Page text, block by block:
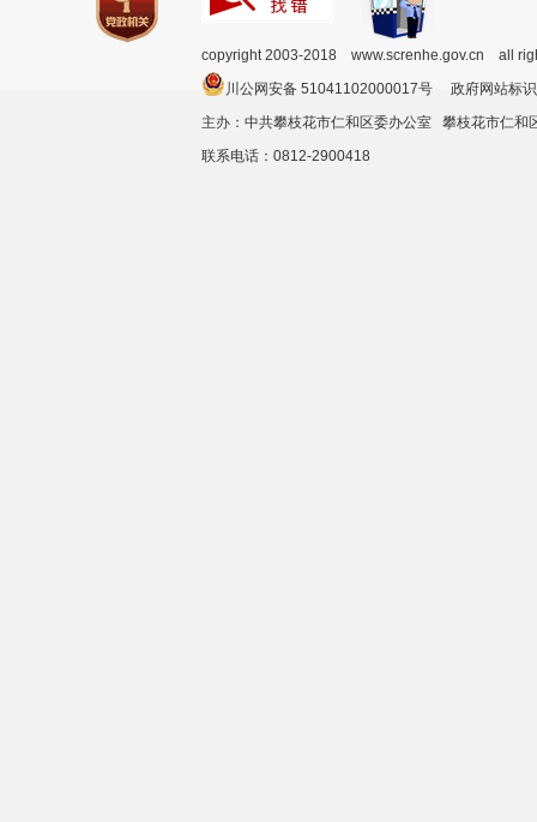
copyright 2003-2018 www.screnhe.gov.cn all
川公网安备 51041102000017号 政府网站
主办：中共攀枝花市仁和区委办公室 攀枝花市仁
联系电话：0812-2900418